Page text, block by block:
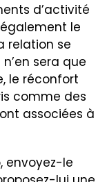
d’activité
le
relation se
sera que
le réconfort
comme des
associées à
envoyez-le